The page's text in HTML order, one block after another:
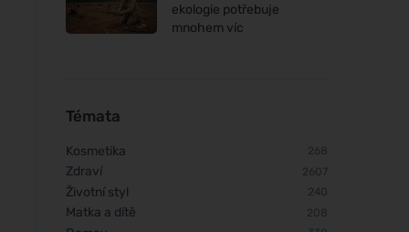
Henné Color Prášková barva
Henné Color
ekologie potřebuje
mnohem víc
Témata
Kosmetika 268
Zdraví 2607
Životní styl 240
Matka a dítě 208